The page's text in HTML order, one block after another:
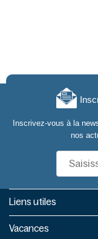
Inscrivez-vous à la
nos
Liens utiles​
Vacances